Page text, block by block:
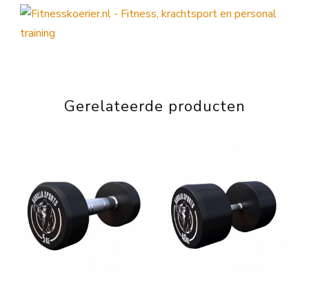
Gerelateerde producten